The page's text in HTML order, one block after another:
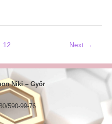
12 Next →
Niki – Győr
590-99-76